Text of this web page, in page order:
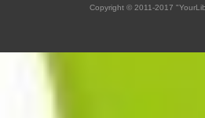
Copyright © 2011-2017